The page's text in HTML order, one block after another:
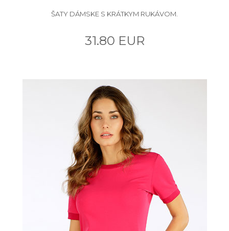
ŠATY DÁMSKE S KRÁTKYM RUKÁVOM.
31.80 EUR